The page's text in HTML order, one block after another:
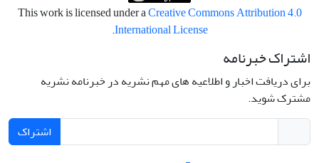
This work is licensed under aCreative Commons Attribution 4.0
International License
.
اشتراک خبرنامه
برای دریافت اخبار و اطلاعیه های مهم نشریه در خبرنامه نشریه
مشترک شوید.
اشتراک